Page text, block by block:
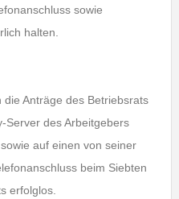
sowie
halten.
Anträge des Betriebsrats
Server des Arbeitgebers
auf einen von seiner
beim Siebten
erfolglos.